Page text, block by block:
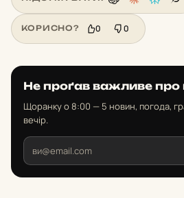
КОРИСНО? 0 0
Не проґав важливе про
Щоранку о 8:00 — 5 новин, погода,
вечір.